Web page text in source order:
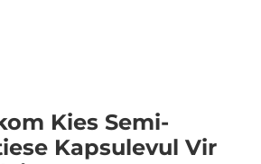
Kies Semi-
Kapsulevul Vir